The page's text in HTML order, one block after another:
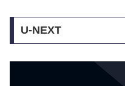
U-NEXT